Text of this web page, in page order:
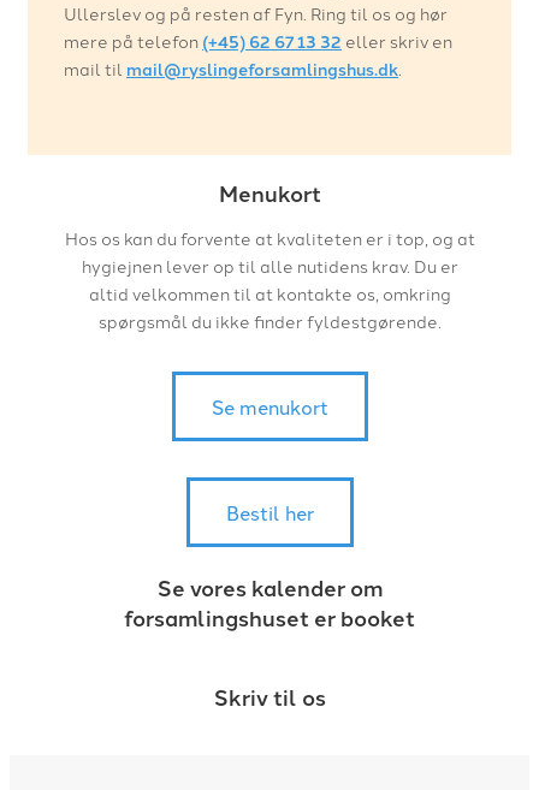
Ullerslev og på resten af Fyn. Ring til os og hør
mere på telefon (+45) 62 67 13 32 eller skriv en
mail til mail@ryslingeforsamlingshus.dk.
Menukort
Hos os kan du forvente at kvaliteten er i top, og at
hygiejnen lever op til alle nutidens krav. Du er
altid velkommen til at kontakte os, omkring
spørgsmål du ikke finder fyldestgørende.
Se menukort
Bestil her
Se vores kalender om
forsamlingshuset er booket
Skriv til os